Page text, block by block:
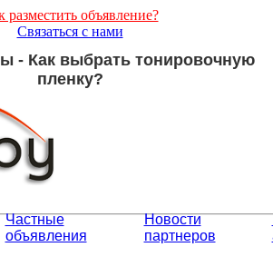
разместить объявление?
Связаться с нами
- Как выбрать тонировочную
пленку?
Частные
объявления
Новости
партнеров